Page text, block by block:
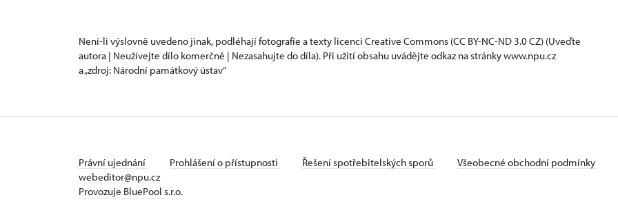
Není-li výslovně uvedeno jinak, podléhají fotografie a texty licenci Creative Commons (CC BY-NC-ND 3.0 CZ) (Uveďte
autora | Neužívejte dílo komerčně | Nezasahujte do díla). Při užití obsahu uvádějte odkaz na stránky www.npu.cz
a „zdroj: Národní památkový ústav“
Právní ujednání Prohlášení o přístupnosti Řešení spotřebitelských sporů
Všeobecné obchodní podmínky
webeditor@npu.cz
Provozuje BluePool s.r.o.